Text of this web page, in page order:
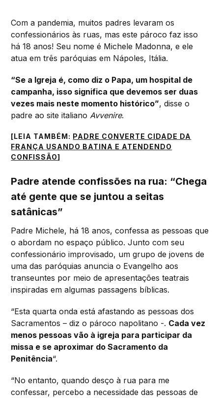
Com a pandemia, muitos padres levaram os
confessionários às ruas, mas este pároco faz isso
há 18 anos! Seu nome é Michele Madonna, e ele
atua em três paróquias em Nápoles, Itália.
“Se a Igreja é, como diz o Papa, um hospital de
campanha, isso significa que devemos ser duas
vezes mais neste momento histórico”, disse o
padre ao site italiano Avvenire.
[LEIA TAMBÉM: PADRE CONVERTE CIDADE DA
FRANÇA USANDO BATINA E ATENDENDO
CONFISSÃO]
Padre atende confissões na rua: “Chega
até gente que se juntou a seitas
satânicas”
Padre Michele, há 18 anos, confessa as pessoas que
o abordam no espaço público. Junto com seu
confessionário improvisado, um grupo de jovens de
uma das paróquias anuncia o Evangelho aos
transeuntes por meio de apresentações teatrais
inspiradas em algumas passagens bíblicas.
“Esta quarta onda está afastando as pessoas dos
Sacramentos – diz o pároco napolitano -. Cada vez
menos pessoas vão à igreja para participar da
missa e se aproximar do Sacramento da
Penitência“.
“No entanto, quando desço à rua para me
confessar, percebo a necessidade das pessoas de